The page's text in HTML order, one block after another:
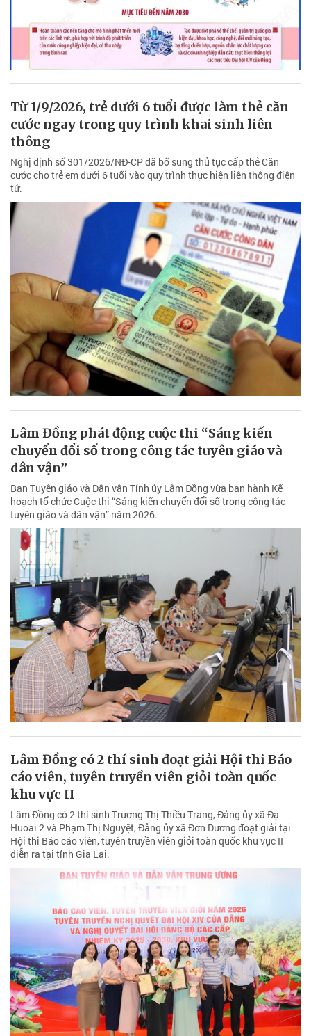
Từ 1/9/2026, trẻ dưới 6 tuổi được làm thẻ căn
cước ngay trong quy trình khai sinh liên
thông
Nghị định số 301/2026/NĐ-CP đã bổ sung thủ tục cấp thẻ Căn
cước cho trẻ em dưới 6 tuổi vào quy trình thực hiện liên thông điện
tử.
Lâm Đồng phát động cuộc thi “Sáng kiến
chuyển đổi số trong công tác tuyên giáo và
dân vận”
Ban Tuyên giáo và Dân vận Tỉnh ủy Lâm Đồng vừa ban hành Kế
hoạch tổ chức Cuộc thi “Sáng kiến chuyển đổi số trong công tác
tuyên giáo và dân vận” năm 2026.
Lâm Đồng có 2 thí sinh đoạt giải Hội thi Báo
cáo viên, tuyên truyền viên giỏi toàn quốc
khu vực II
Lâm Đồng có 2 thí sinh Trương Thị Thiều Trang, Đảng ủy xã Đạ
Huoai 2 và Phạm Thị Nguyệt, Đảng ủy xã Đơn Dương đoạt giải tại
Hội thi Báo cáo viên, tuyên truyền viên giỏi toàn quốc khu vực II
diễn ra tại tỉnh Gia Lai.